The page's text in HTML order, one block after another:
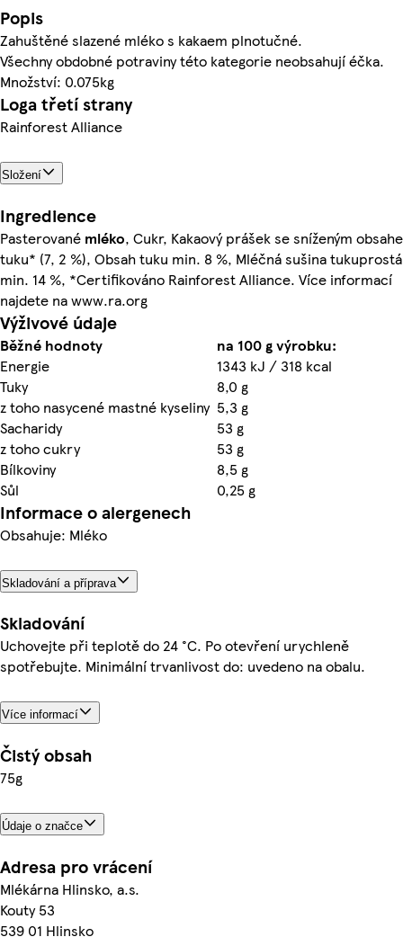
Popis
Zahuštěné slazené mléko s kakaem plnotučné.
Všechny obdobné potraviny této kategorie neobsahují éčka.
Množství: 0.075kg
Loga třetí strany
Rainforest Alliance
Složení
Ingredience
Pasterované mléko, Cukr, Kakaový prášek se sníženým
tuku* (7, 2 %), Obsah tuku min. 8 %, Mléčná sušina tukuprostá
min. 14 %, *Certifikováno Rainforest Alliance. Více informací
najdete na www.ra.org
Výživové údaje
Běžné hodnoty
na 100 g výrobku:
Energie
1343 kJ / 318 kcal
Tuky
8,0 g
z toho nasycené mastné kyseliny 5,3 g
Sacharidy
53 g
z toho cukry
53 g
Bílkoviny
8,5 g
Sůl
0,25 g
Informace o alergenech
Obsahuje: Mléko
Skladování a příprava
Skladování
Uchovejte při teplotě do 24 °C. Po otevření urychleně
spotřebujte. Minimální trvanlivost do: uvedeno na obalu.
Více informací
Čistý obsah
75g
Údaje o značce
Adresa pro vrácení
Mlékárna Hlinsko, a.s.
Kouty 53
539 01 Hlinsko